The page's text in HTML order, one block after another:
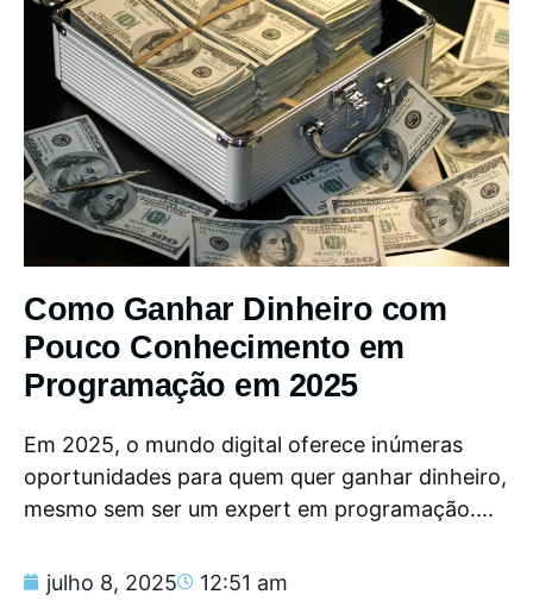
Como Ganhar Dinheiro com
Pouco Conhecimento em
Programação em 2025
Em 2025, o mundo digital oferece inúmeras
oportunidades para quem quer ganhar dinheiro,
mesmo sem ser um expert em programação....
julho 8, 2025 12:51 am